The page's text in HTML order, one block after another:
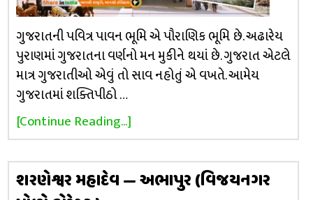
ગુજરાતની પવિત્ર પાવન ભૂમિ એ પૌરાણિક ભૂમિ છે. અઢારેય
પુરાણમાં ગુજરાતના વર્ણનો મન મુકીને થયાં છે. ગુજરાત એટલે
માત્ર ગુજરાતીઓ એવું તો સાવ નહોતું એ વખતે. આમેય
ગુજરાતમાં શક્તિપીઠો …
[Continue Reading...]
શરણેશ્વર મહાદેવ — અભાપુર (વિજયનગર